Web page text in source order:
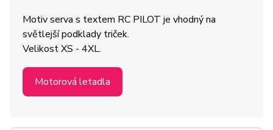
Motiv serva s textem RC PILOT je vhodný na
světlejší podklady triček.
Velikost XS - 4XL.
Motorová letadla